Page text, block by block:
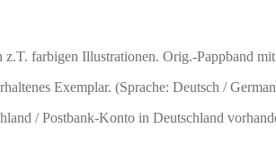
farbigen Illustrationen. Orig.-Pappband
Exemplar. (Sprache: Deutsch /
/ Postbank-Konto in Deutschland